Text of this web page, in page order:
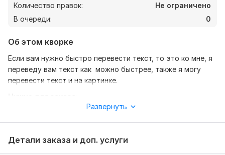
Количество правок:
Не ограничено
В очереди:
0
Об этом кворке
Если вам нужно быстро перевести текст, то это ко мне, я
переведу вам текст как можно быстрее, также я могу
перевести текст и на картинке.
Фото с текстом, или сам текст, я вам обещаю я вам
переведу текст меньше чем за 15 минут , если надо
Развернуть
Детали заказа и доп. услуги